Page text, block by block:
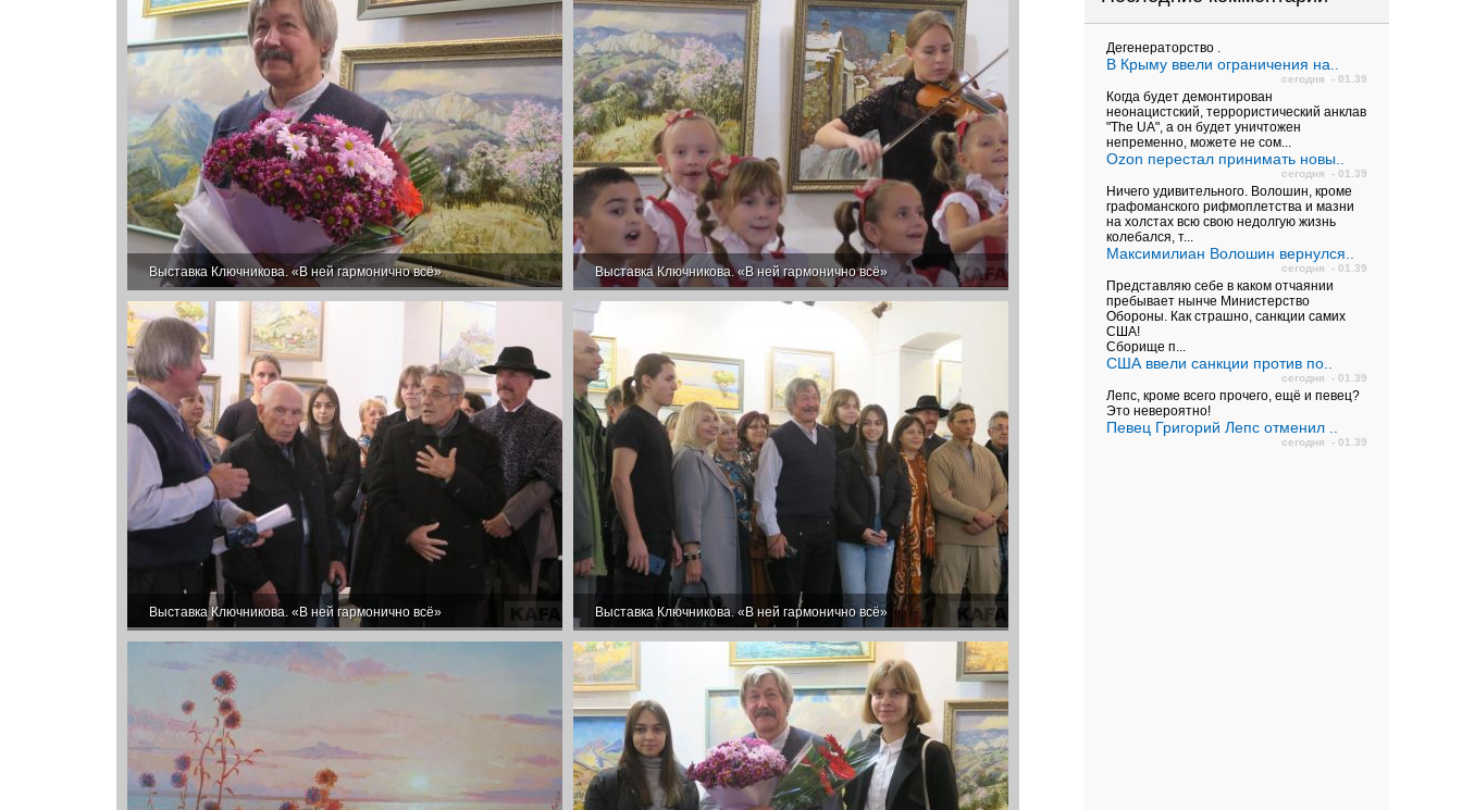
Выставка Ключникова. «В ней гармонично всё» Выставка Ключникова. «В ней гармонично всё»
Выставка Ключникова. «В ней гармонично всё» Выставка Ключникова. «В ней гармонично всё»
Дегенераторство .
В Крыму ввели ограничения на..
сегодня - 01.39
Когда будет демонтирован
неонацистский, террористический анклав
"The UA", а он будет уничтожен
непременно, можете не сом...
Ozon перестал принимать новы..
сегодня - 01.39
Ничего удивительного. Волошин, кроме
графоманского рифмоплетства и мазни
на холстах всю свою недолгую жизнь
колебался, т...
Максимилиан Волошин вернулся..
сегодня - 01.39
Представляю себе в каком отчаянии
пребывает нынче Министерство
Обороны. Как страшно, санкции самих
США!
Сборище п...
США ввели санкции против по..
сегодня - 01.39
Лепс, кроме всего прочего, ещё и певец?
Это невероятно!
Певец Григорий Лепс отменил ..
сегодня - 01.39